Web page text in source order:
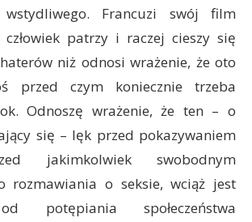
wstydliwego. Francuzi swój film
patrzy i raczej cieszy się
niż odnosi wrażenie, że oto
przed czym koniecznie trzeba
Odnoszę wrażenie, że ten – o
się – lęk przed pokazywaniem
jakimkolwiek swobodnym
rozmawiania o seksie, wciąż jest
potępiania społeczeństwa